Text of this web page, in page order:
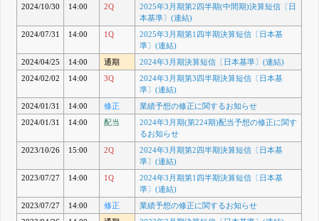
2024/10/30
14:00 2Q
2025年3月期第2四半期(中間期)決算短信〔日
本基準〕(連結)
2024/07/31
14:00 1Q
2025年3月期第1四半期決算短信〔日本基
準〕(連結)
2024/04/25
14:00 通期
2024年3月期決算短信〔日本基準〕(連結)
2024/02/02
14:00 3Q
2024年3月期第3四半期決算短信〔日本基
準〕(連結)
2024/01/31
14:00 修正
業績予想の修正に関するお知らせ
2024/01/31
14:00 配当
2024年3月期(第224期)配当予想の修正に関す
るお知らせ
2023/10/26
15:00 2Q
2024年3月期第2四半期決算短信〔日本基
準〕(連結)
2023/07/27
14:00 1Q
2024年3月期第1四半期決算短信〔日本基
準〕(連結)
2023/07/27
14:00 修正
業績予想の修正に関するお知らせ